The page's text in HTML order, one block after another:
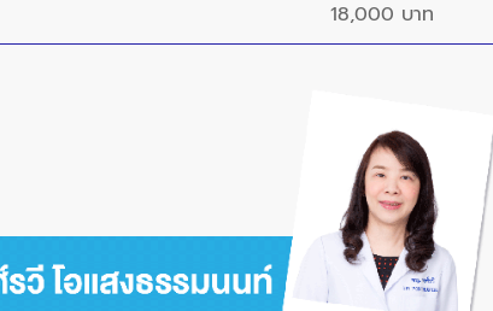
18,000 บาท